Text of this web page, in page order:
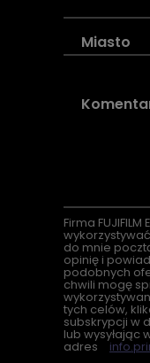
Firma
do mnie
opinię i
podobnych
chwili mogę
tych celów,
subskrypcji w
lub wysyłając
adres